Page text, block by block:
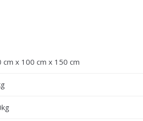
cm x 100 cm x 150 cm